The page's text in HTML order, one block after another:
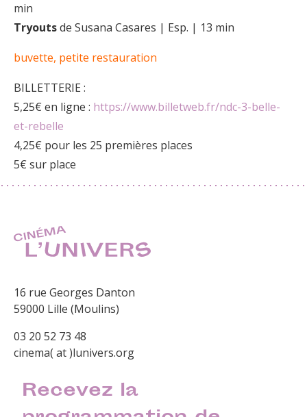
min
Tryoutsde Susana Casares | Esp. | 13 min
buvette, petite restauration
BILLETTERIE :
5,25€ en ligne : https://www.billetweb.fr/ndc-3-belle-
et-rebelle
4,25€ pour les 25 premières places
5€ sur place
16 rue Georges Danton
59000 Lille (Moulins)
03 20 52 73 48
cinema( at )lunivers.org
Recevez la